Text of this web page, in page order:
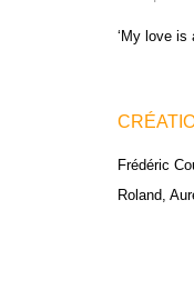
‘My love is
Frédéric
Roland,